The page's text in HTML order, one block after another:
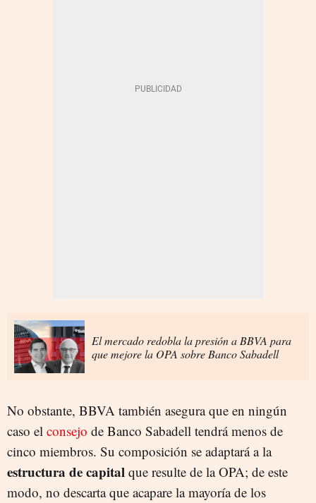
El mercado redobla la presión a BBVA para
que mejore la OPA sobre Banco Sabadell
No obstante, BBVA también asegura que en ningún
caso el consejo de Banco Sabadell tendrá menos de
cinco miembros. Su composición se adaptará a la
estructura de capital que resulte de la OPA; de este
modo, no descarta que acapare la mayoría de los